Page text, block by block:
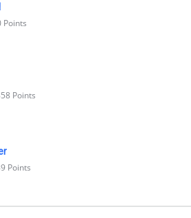
Points
Points
Points